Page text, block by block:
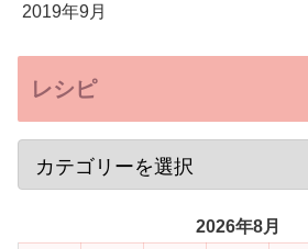
2019年9月
レシピ
2026年8月